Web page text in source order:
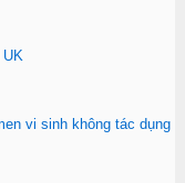
UK
vi sinh không tác dụng